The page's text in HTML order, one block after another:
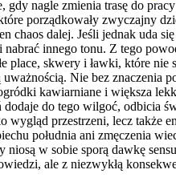
nagle zmienia trasę do
porządkowały zwyczajny
chaos dalej. Jeśli jednak uda
innego tonu. Z tego
skwery i ławki, które nie
Nie bez znaczenia
kawiarniane i większa
do tego wilgoć, odbicia
wygląd przestrzeni, lecz
południa ani zmęczenia
w sobie sporą dawkę
ale z niezwykłą